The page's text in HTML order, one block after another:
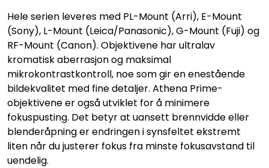
Hele serien leveres med PL-Mount (Arri), E-Mount
(Sony), L-Mount (Leica/Panasonic), G-Mount (Fuji) og
RF-Mount (Canon). Objektivene har ultralav
kromatisk aberrasjon og maksimal
mikrokontrastkontroll, noe som gir en enestående
bildekvalitet med fine detaljer. Athena Prime-
objektivene er også utviklet for å minimere
fokuspusting. Det betyr at uansett brennvidde eller
blenderåpning er endringen i synsfeltet ekstremt
liten når du justerer fokus fra minste fokusavstand til
uendelig.